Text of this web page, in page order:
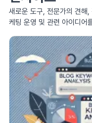
새로운 도구, 전문가의 견해
케팅 운영 및 관련 아이디어